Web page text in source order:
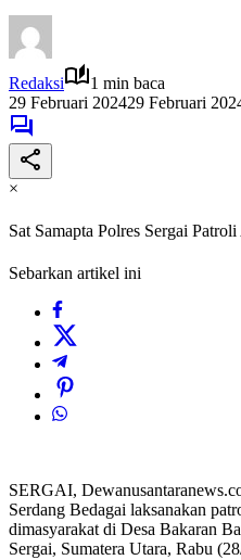
Redaksi
1 min baca
29 Februari 202429 Februari
×
Sat Samapta Polres Sergai
Sebarkan artikel ini
SERGAI,
Serdang Bedagai laksanakan
dimasyarakat di Desa Bakaran
Sergai, Sumatera Utara, Rabu